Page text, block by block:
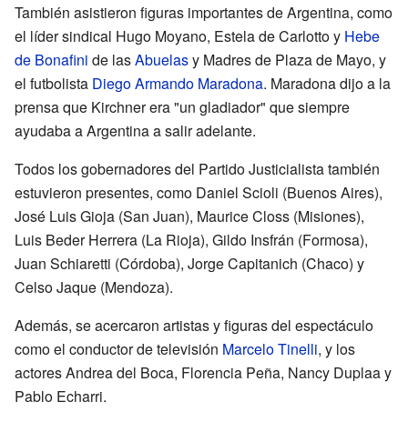
También asistieron figuras importantes de Argentina, como
el líder sindical Hugo Moyano, Estela de Carlotto y Hebe
de Bonafini de lasAbuelasy Madres de Plaza de Mayo, y
el futbolista Diego Armando Maradona. Maradona dijo a la
prensa que Kirchner era "un gladiador" que siempre
ayudaba a Argentina a salir adelante.
Todos los gobernadores del Partido Justicialista también
estuvieron presentes, como Daniel Scioli (Buenos Aires),
José Luis Gioja (San Juan), Maurice Closs (Misiones),
Luis Beder Herrera (La Rioja), Gildo Insfrán (Formosa),
Juan Schiaretti (Córdoba), Jorge Capitanich (Chaco) y
Celso Jaque (Mendoza).
Además, se acercaron artistas y figuras del espectáculo
como el conductor de televisión Marcelo Tinelli, y los
actores Andrea del Boca, Florencia Peña, Nancy Duplaa y
Pablo Echarri.